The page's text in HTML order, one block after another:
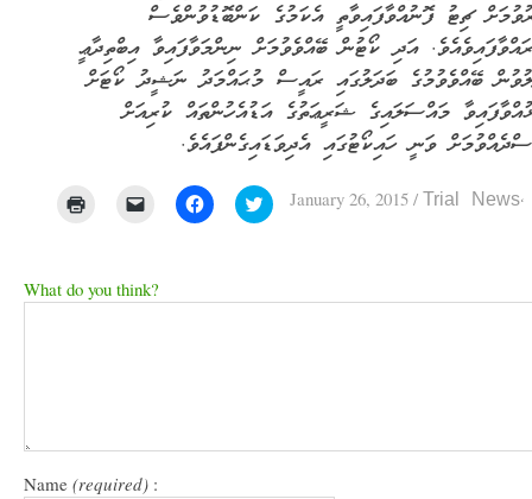
ޗިޓު ފޮނުއްވާފައިވާތީ އެކަމުގެ ކަންބޮޑުވުންވެސް
އަދި ކޯޓުން ބޭއްވެވުމަށް ނިންމަވާފައިވާ އިބްތިދާޢީ
ބޭއްވެވުމުގެ ބަދަލުގައި ރައީސް މުޙައްމަދު ނަޝީދު ކޯޓަށް
މައްސަލައިގެ ޝަރީޢަތުގެ އަޑުއެހުންތައް ކުރިއަށް
ވަނީ ހައިކޯޓުގައި އެދިވަޑައިގެންފައެވެ.
Click
to
new
Click
to
new
a
friend
window)
January 26, 2015 / Trial News
What do you think?
Name (required) :